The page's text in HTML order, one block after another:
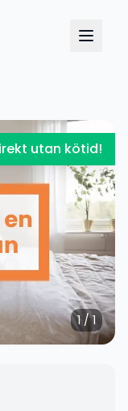
utan kötid!
1 /1